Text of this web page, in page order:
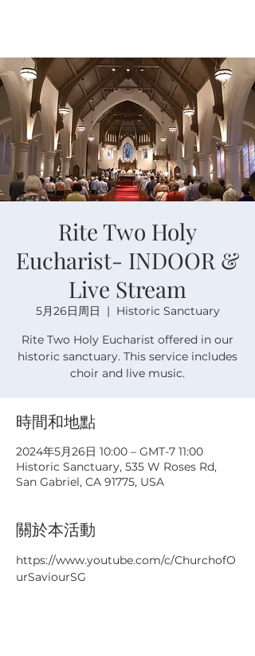
Rite Two Holy
Eucharist- INDOOR &
Live Stream
5月26日周日
  |
Historic Sanctuary
Rite Two Holy Eucharist offered in our
historic sanctuary. This service includes
choir and live music.
時間和地點
2024年5月26日 10:00 – GMT-7 11:00
Historic Sanctuary, 535 W Roses Rd,
San Gabriel, CA 91775, USA
關於本活動
https://www.youtube.com/c/ChurchofO
urSaviourSG